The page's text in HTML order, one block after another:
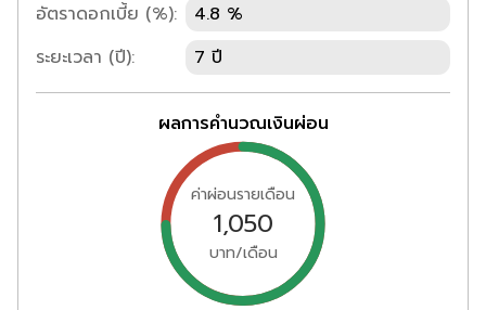
อัตราดอกเบี้ย (%):
4.8 %
ระยะเวลา (ปี):
7 ปี
ผลการคำนวณเงินผ่อน
ค่าผ่อนรายเดือน
1,050
บาท/เดือน